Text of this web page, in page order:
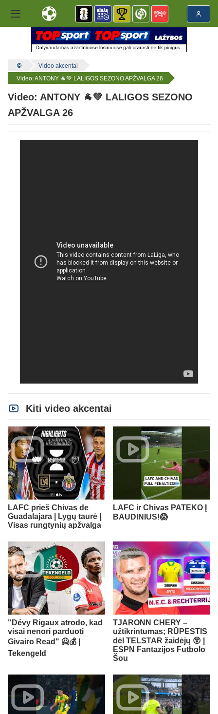
Video akcentai
Video: ANTONY 🐐💚 LALIGOS SEZONO APŽVALGA 26
Video: ANTONY 🐐💚 LALIGOS SEZONO
APŽVALGA 26
Kiti video akcentai
LAFC prieš Chivas de
Guadalajara | Lygų taurė |
Visas rungtynių apžvalga
LAFC ir Chivas PATEKO Į
BAUDINIUS!😱
"Dévy Rigaux atrodo, kad
visai nenori parduoti
Givairo Read" 🙅💰 |
Tekengeld
TJARONN CHERY –
užtikrintumas; RŪPESTIS
dėl TELSTAR žaidėjų 😵 |
ESPN Fantazijos Futbolo
Šou